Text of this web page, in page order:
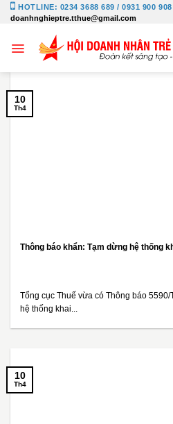
Bỏ
qua
dung
HOTLINE: 0234 3688 689 / 0931 900 908
doanhnghieptre.tthue@gmail.com
Thông báo khẩn: Tạm dừng hệ thống
Tổng cục Thuế vừa có Thông báo
hệ thống khai...
10
Th4
10
Th4